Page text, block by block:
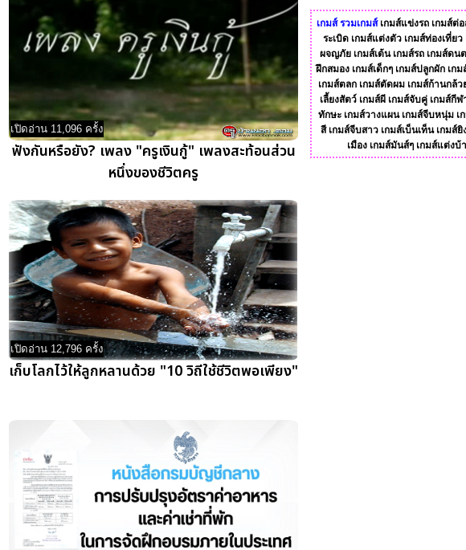
เปิดอ่าน 11,096 ครั้ง
ฟังกันหรือยัง? เพลง "ครูเงินกู้" เพลงสะท้อนส่วน
หนึ่งของชีวิตครู
เปิดอ่าน 12,796 ครั้ง
เก็บโลกไว้ให้ลูกหลานด้วย "10 วิถีใช้ชีวิตพอเพียง"
เกมส์ รวมเกมส์ เกมส์แข่งรถ เกมส์ต่อ
ระเบิด เกมส์แต่งตัว เกมส์ท่องเที่ยว
ผจญภัย เกมส์เต้น เกมส์รถ เกมส์ดน
ฝึกสมอง เกมส์เด็กๆ เกมส์ปลูกผัก เก
เกมส์ตลก เกมส์ตัดผม เกมส์ก้านกล้ว
เลี้ยงสัตว์ เกมส์ผี เกมส์จับคู่ เกมส์กีฬ
ทักษะ เกมส์วางแผน เกมส์จีบหนุ่ม เ
สี เกมส์จีบสาว เกมส์เบ็นเท็น เกมส์ยิ
เมือง เกมส์มันส์ๆ เกมส์แต่งบ้